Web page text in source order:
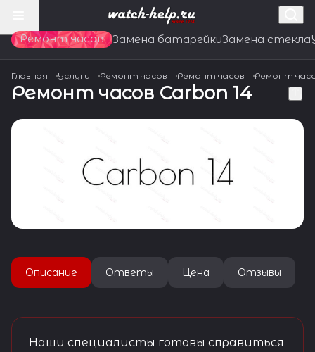
Ремонт часов Замена батарейкиЗамена стекла
Главная Услуги Ремонт часов Ремонт часов Ремонт
Ремонт часов Carbon 14
Описание Ответы Цена Отзывы
Наши специалисты готовы справиться